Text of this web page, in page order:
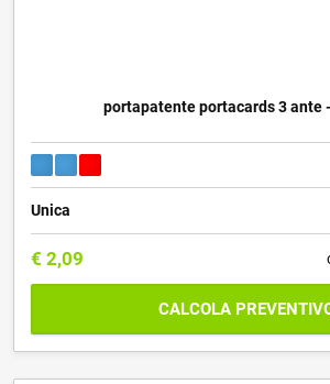
portapatente portacards 3 ante
Unica
€ 2,09
CALCOLA